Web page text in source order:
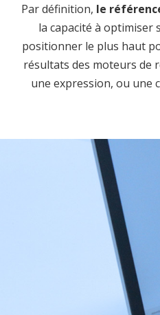
Par définition, le
la capacité à optimiser
positionner le plus haut
résultats des moteurs de
une expression, ou une